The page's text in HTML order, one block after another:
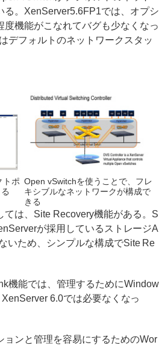
る。XenServer5.6FP1では、オプシ
度機能がこなれてバグも少なくなっ
デフォルトのネットワークスタッ
トポ Open vSwitchを使うことで、フレ
キシブルなネットワークが構成で
きる
は、Site Recovery機能がある。S
が採用しているストレージA
いため、シンプルな構成でSite Re
機能では、管理するためにWindow
6.0では必要なくなっ
ンと管理を容易にするためのWor